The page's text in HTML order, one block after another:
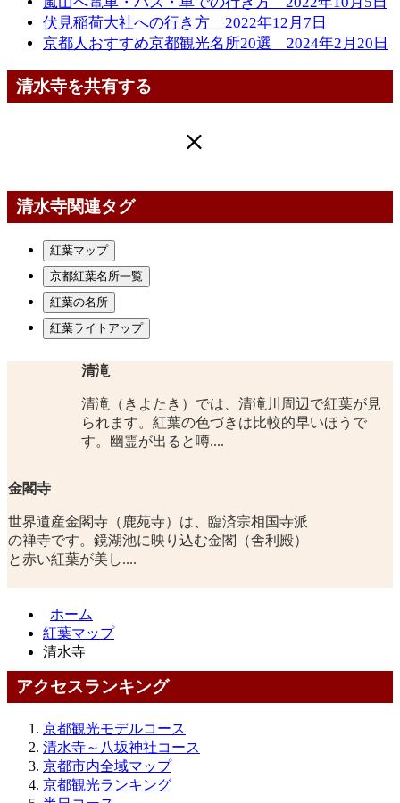
伏見稲荷大社への行き方 2022年12月7日
京都人おすすめ京都観光名所20選 2024年2月20日
清水寺を共有する
清水寺関連タグ
紅葉マップ
京都紅葉名所一覧
紅葉の名所
紅葉ライトアップ
清滝
清滝（きよたき）では、清滝川周辺で紅葉が見
られます。紅葉の色づきは比較的早いほうで
す。幽霊が出ると噂....
金閣寺
世界遺産金閣寺（鹿苑寺）は、臨済宗相国寺派
の禅寺です。鏡湖池に映り込む金閣（舎利殿）
と赤い紅葉が美し....
ホーム
紅葉マップ
清水寺
アクセスランキング
京都観光モデルコース
清水寺～八坂神社コース
京都市内全域マップ
京都観光ランキング